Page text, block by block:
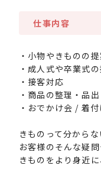
仕事内容
・小物やきものの
・成人式や卒業式
・接客対応
・商品の整理・品出
・おでかけ会 / 着
きものって分から
お客様のそんな疑
きものをより身近